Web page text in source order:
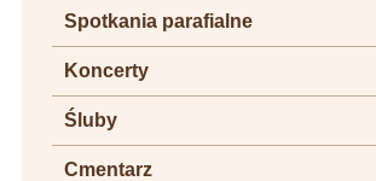
Spotkania parafialne
Koncerty
Śluby
Cmentarz